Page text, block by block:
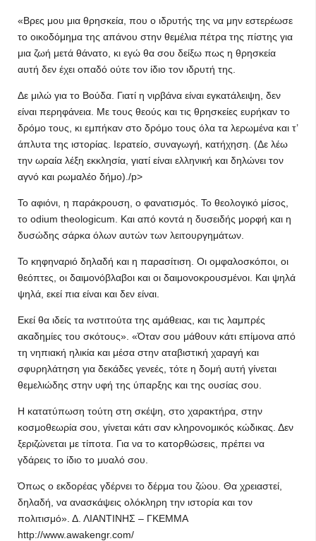
«Βρες μου μια θρησκεία, που ο ιδρυτής της να μην εστερέωσε
το οικοδόμημα της απάνου στην θεμέλια πέτρα της πίστης για
μια ζωή μετά θάνατο, κι εγώ θα σου δείξω πως η θρησκεία
αυτή δεν έχει οπαδό ούτε τον ίδιο τον ιδρυτή της.
Δε μιλώ για το Βούδα. Γιατί η νιρβάνα είναι εγκατάλειψη, δεν
είναι περηφάνεια. Με τους θεούς και τις θρησκείες ευρήκαν το
δρόμο τους, κι εμπήκαν στο δρόμο τους όλα τα λερωμένα και τ’
άπλυτα της ιστορίας. Ιερατείο, συναγωγή, κατήχηση. (Δε λέω
την ωραία λέξη εκκλησία, γιατί είναι ελληνική και δηλώνει τον
αγνό και ρωμαλέο δήμο)./p>
Το αφιόνι, η παράκρουση, ο φανατισμός. Το θεολογικό μίσος,
το odium theologicum. Και από κοντά η δυσειδής μορφή και η
δυσώδης σάρκα όλων αυτών των λειτουργημάτων.
Το κηφηναριό δηλαδή και η παρασίτιση. Οι ομφαλοσκόποι, οι
θεόπτες, οι δαιμονόβλαβοι και οι δαιμονοκρουσμένοι. Kαι ψηλά
ψηλά, εκεί πια είναι και δεν είναι.
Εκεί θα ιδείς τα ινστιτούτα της αμάθειας, και τις λαμπρές
ακαδημίες του σκότους». «Όταν σου μάθουν κάτι επίμονα από
τη νηπιακή ηλικία και μέσα στην αταβιστική χαραγή και
σφυρηλάτηση για δεκάδες γενεές, τότε η δομή αυτή γίνεται
θεμελιώδης στην υφή της ύπαρξης και της ουσίας σου.
Η κατατύπωση τούτη στη σκέψη, στο χαρακτήρα, στην
κοσμοθεωρία σου, γίνεται κάτι σαν κληρονομικός κώδικας. Δεν
ξεριζώνεται με τίποτα. Για να το κατορθώσεις, πρέπει να
γδάρεις το ίδιο το μυαλό σου.
Όπως ο εκδορέας γδέρνει το δέρμα του ζώου. Θα χρειαστεί,
δηλαδή, να ανασκάψεις ολόκληρη την ιστορία και τον
πολιτισμό». Δ. ΛΙΑΝΤΙΝΗΣ – ΓΚΕΜΜΑ
http://www.awakengr.com/